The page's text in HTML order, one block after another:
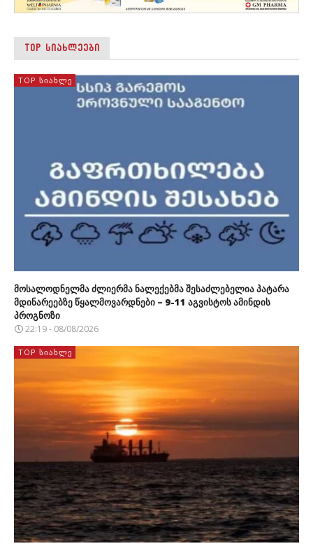
TOP ᲡᲘᲐᲮᲚᲔᲔᲑᲘ
TOP ᲡᲘᲐᲮᲚᲔ
მოსალოდნელმა ძლიერმა ნალექებმა შესაძლებელია პატარა
მდინარეებზე წყალმოვარდნები – 9-11 აგვისტოს ამინდის
პროგნოზი
22:19 - 08/08/2026
TOP ᲡᲘᲐᲮᲚᲔ